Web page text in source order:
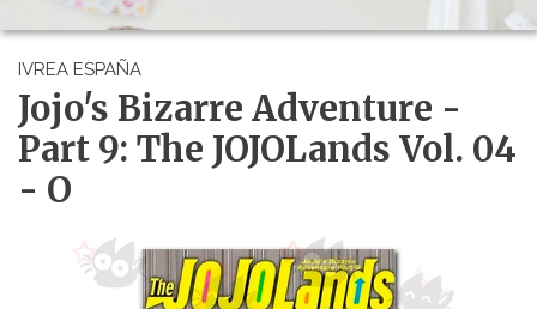
IVREA ESPAÑA
Jojo's Bizarre Adventure -
Part 9: The JOJOLands Vol. 04
- O